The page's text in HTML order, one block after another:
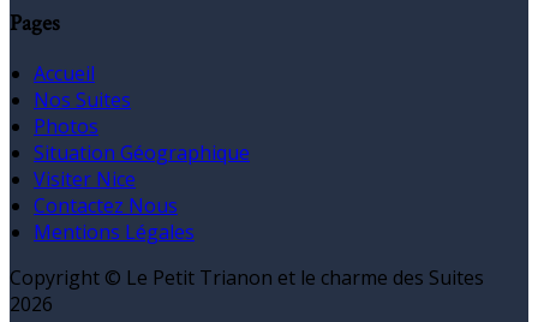
Pages
Accueil
Nos Suites
Photos
Situation Géographique
Visiter Nice
Contactez Nous
Mentions Légales
Copyright © Le Petit Trianon et le charme des Suites
2026